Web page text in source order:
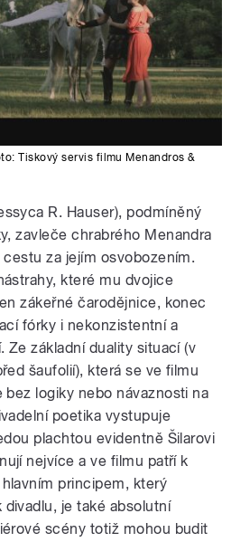
Tiskový servis filmu Menandros &
R. Hauser), podmíněný
zavleče chrabrého Menandra
za jejím osvobozením.
které mu dvojice
zákeřné čarodějnice, konec
fórky i nekonzistentní a
Ze základní duality situací (v
šaufolií), která se ve filmu
bez logiky nebo návaznosti na
poetika vystupuje
plachtou evidentně Šilarovi
nejvíce a ve filmu patří k
principem, který
divadlu, je také absolutní
scény totiž mohou budit